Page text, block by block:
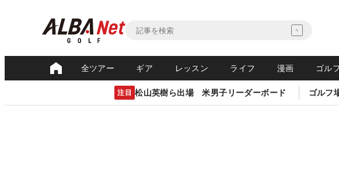
全ツアー ギア レッスン ライフ 漫画 ゴル
注目 松山英樹ら出場 米男子リーダーボード ゴルフ